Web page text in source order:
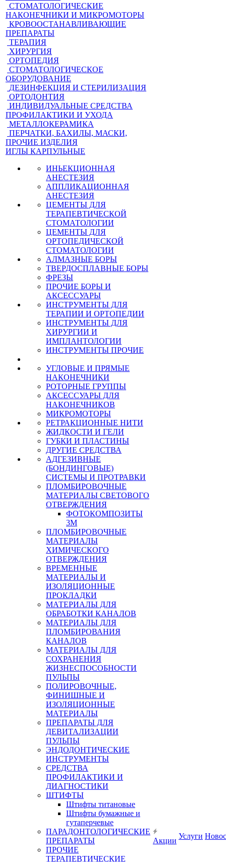
СТОМАТОЛОГИЧЕСКИЕ
НАКОНЕЧНИКИ И МИКРОМОТОРЫ
КРОВООСТАНАВЛИВАЮЩИЕ
ПРЕПАРАТЫ
ТЕРАПИЯ
ХИРУРГИЯ
ОРТОПЕДИЯ
СТОМАТОЛОГИЧЕСКОЕ
ОБОРУДОВАНИЕ
ДЕЗИНФЕКЦИЯ И СТЕРИЛИЗАЦИЯ
ОРТОДОНТИЯ
ИНДИВИДУАЛЬНЫЕ СРЕДСТВА
ПРОФИЛАКТИКИ И УХОДА
МЕТАЛЛОКЕРАМИКА
ПЕРЧАТКИ, БАХИЛЫ, МАСКИ,
ПРОЧИЕ ИЗДЕЛИЯ
ИГЛЫ КАРПУЛЬНЫЕ
ИНЬЕКЦИОННАЯ
АНЕСТЕЗИЯ
АППЛИКАЦИОННАЯ
АНЕСТЕЗИЯ
ЦЕМЕНТЫ ДЛЯ
ТЕРАПЕВТИЧЕСКОЙ
СТОМАТОЛОГИИ
ЦЕМЕНТЫ ДЛЯ
ОРТОПЕДИЧЕСКОЙ
СТОМАТОЛОГИИ
АЛМАЗНЫЕ БОРЫ
ТВЕРДОСПЛАВНЫЕ БОРЫ
ФРЕЗЫ
ПРОЧИЕ БОРЫ И
АКСЕССУАРЫ
ИНСТРУМЕНТЫ ДЛЯ
ТЕРАПИИ И ОРТОПЕДИИ
ИНСТРУМЕНТЫ ДЛЯ
ХИРУРГИИ И
ИМПЛАНТОЛОГИИ
ИНСТРУМЕНТЫ ПРОЧИЕ
УГЛОВЫЕ И ПРЯМЫЕ
НАКОНЕЧНИКИ
РОТОРНЫЕ ГРУППЫ
АКСЕССУАРЫ ДЛЯ
НАКОНЕЧНИКОВ
МИКРОМОТОРЫ
РЕТРАКЦИОННЫЕ НИТИ
ЖИДКОСТИ И ГЕЛИ
ГУБКИ И ПЛАСТИНЫ
ДРУГИЕ СРЕДСТВА
АДГЕЗИВНЫЕ
(БОНДИНГОВЫЕ)
СИСТЕМЫ И ПРОТРАВКИ
ПЛОМБИРОВОЧНЫЕ
МАТЕРИАЛЫ СВЕТОВОГО
ОТВЕРЖДЕНИЯ
ФОТОКОМПОЗИТЫ
3М
ПЛОМБИРОВОЧНЫЕ
МАТЕРИАЛЫ
ХИМИЧЕСКОГО
ОТВЕРЖДЕНИЯ
ВРЕМЕННЫЕ
МАТЕРИАЛЫ И
ИЗОЛЯЦИОННЫЕ
ПРОКЛАДКИ
МАТЕРИАЛЫ ДЛЯ
ОБРАБОТКИ КАНАЛОВ
МАТЕРИАЛЫ ДЛЯ
ПЛОМБИРОВАНИЯ
КАНАЛОВ
МАТЕРИАЛЫ ДЛЯ
СОХРАНЕНИЯ
ЖИЗНЕСПОСОБНОСТИ
ПУЛЬПЫ
ПОЛИРОВОЧНЫЕ,
ФИНИШНЫЕ И
ИЗОЛЯЦИОННЫЕ
МАТЕРИАЛЫ
ПРЕПАРАТЫ ДЛЯ
ДЕВИТАЛИЗАЦИИ
ПУЛЬПЫ
ЭНДОДОНТИЧЕСКИЕ
ИНСТРУМЕНТЫ
СРЕДСТВА
ПРОФИЛАКТИКИ И
ДИАГНОСТИКИ
ШТИФТЫ
Штифты титановые
Штифты бумажные и
гутаперчевые
ПАРАДОНТОЛОГИЧЕСКИЕ
ПРЕПАРАТЫ
ПРОЧИЕ
ТЕРАПЕВТИЧЕСКИЕ
Акции
Услуги